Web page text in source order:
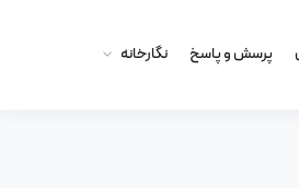
پرسش و پاسخ نگارخانه